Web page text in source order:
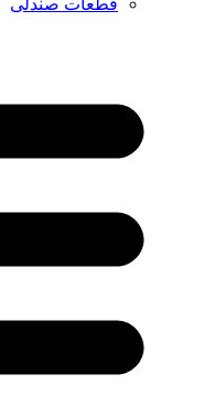
قطعات صندلی